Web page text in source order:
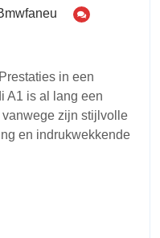
in een
A1 is al lang een
zijn stijlvolle
en indrukwekkende